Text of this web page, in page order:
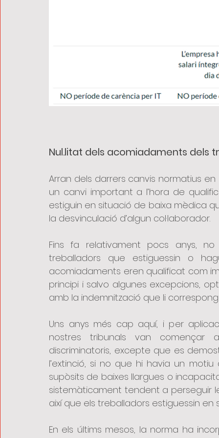
Nul.litat dels acomiadaments dels
Arran dels darrers canvis normatius
un canvi important a l’hora de
estiguin en situació de baixa mèdica
la desvinculació d’algun col·laborador.
Fins fa relativament pocs anys,
treballadors que estiguessin o
acomiadaments eren qualificat com
principi i salvo algunes excepcions,
amb la indemnització que li
Uns anys més cap aquí, i per
nostres tribunals van
discriminatoris, excepte que es
l’extinció, si no que hi havia un
supòsits de baixes llargues o
sistemàticament tendent a perseguir
així que els treballadors estiguessin en
En els últims mesos, la norma ha